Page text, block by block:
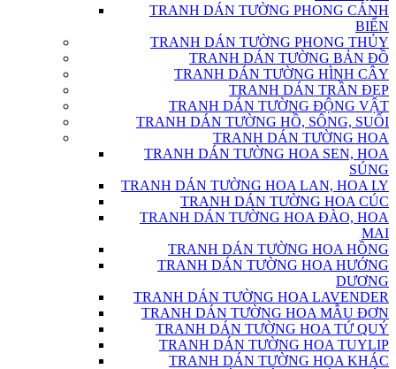
TRANH DÁN TƯỜNG PHONG CẢNH
BIỂN
TRANH DÁN TƯỜNG PHONG THỦY
TRANH DÁN TƯỜNG BẢN ĐỒ
TRANH DÁN TƯỜNG HÌNH CÂY
TRANH DÁN TRẦN ĐẸP
TRANH DÁN TƯỜNG ĐỘNG VẬT
TRANH DÁN TƯỜNG HỒ, SÔNG, SUỐI
TRANH DÁN TƯỜNG HOA
TRANH DÁN TƯỜNG HOA SEN, HOA
SÚNG
TRANH DÁN TƯỜNG HOA LAN, HOA LY
TRANH DÁN TƯỜNG HOA CÚC
TRANH DÁN TƯỜNG HOA ĐÀO, HOA
MAI
TRANH DÁN TƯỜNG HOA HỒNG
TRANH DÁN TƯỜNG HOA HƯỚNG
DƯƠNG
TRANH DÁN TƯỜNG HOA LAVENDER
TRANH DÁN TƯỜNG HOA MẪU ĐƠN
TRANH DÁN TƯỜNG HOA TỨ QUÝ
TRANH DÁN TƯỜNG HOA TUYLIP
TRANH DÁN TƯỜNG HOA KHÁC